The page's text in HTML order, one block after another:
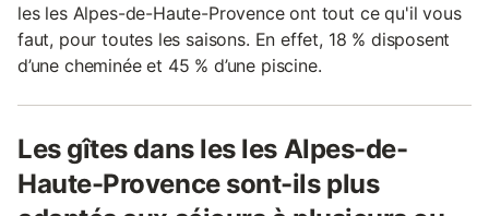
les les Alpes-de-Haute-Provence ont tout ce qu'il vous
faut, pour toutes les saisons. En effet, 18 % disposent
d’une cheminée et 45 % d’une piscine.
Les gîtes dans les les Alpes-de-
Haute-Provence sont-ils plus